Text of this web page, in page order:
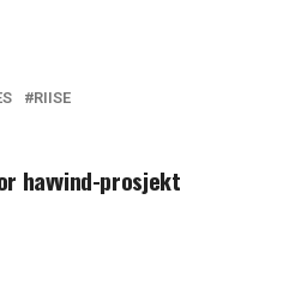
RIISE
havvind-prosjekt